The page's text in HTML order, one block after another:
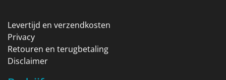
Levertijd en verzendkosten
Privacy
Retouren en terugbetaling
Disclaimer